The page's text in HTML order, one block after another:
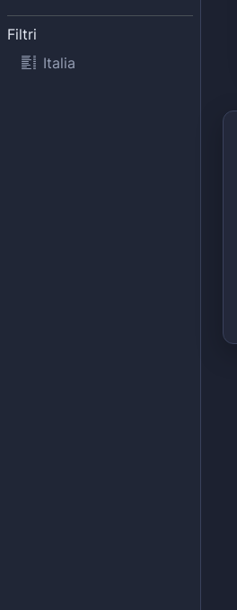
Filtri
Italia